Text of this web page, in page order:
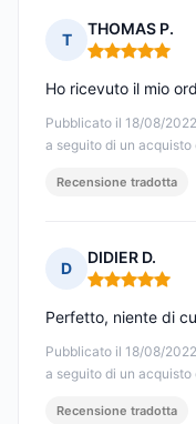
T
THOMAS P.
Nota: 5 su 5
Pubblicato il 18/08/
a seguito di un
Ho ricevuto il mio
Recensione tradotta
D
DIDIER D.
Nota: 5 su 5
Pubblicato il 18/08/
a seguito di un
Perfetto, niente di
Recensione tradotta